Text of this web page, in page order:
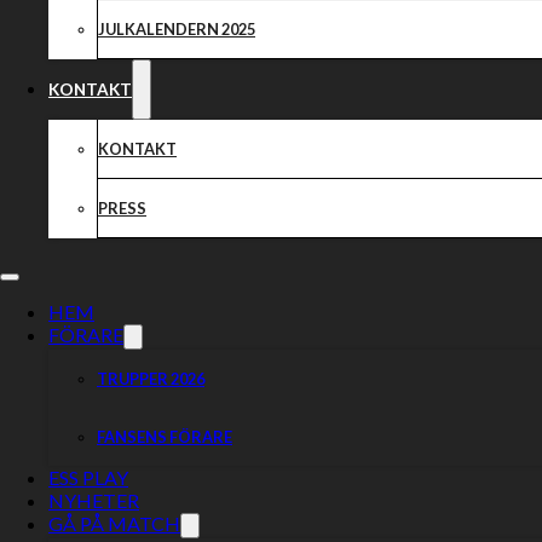
JULKALENDERN 2025
KONTAKT
KONTAKT
PRESS
HEM
FÖRARE
TRUPPER 2026
FANSENS FÖRARE
ESS PLAY
NYHETER
GÅ PÅ MATCH
Varje måndag fram till seriestart kommer vi med en uppdatering
pirater i veckan som varit.
Przemysław Pawlicki
Unia Leszno – Falubaz Zielona Góra (Träningsmatch) 6+2p
Falubaz Zielona Góra – Unia Leszno (Träningsmatch) 8+1p
Tim Sørensen